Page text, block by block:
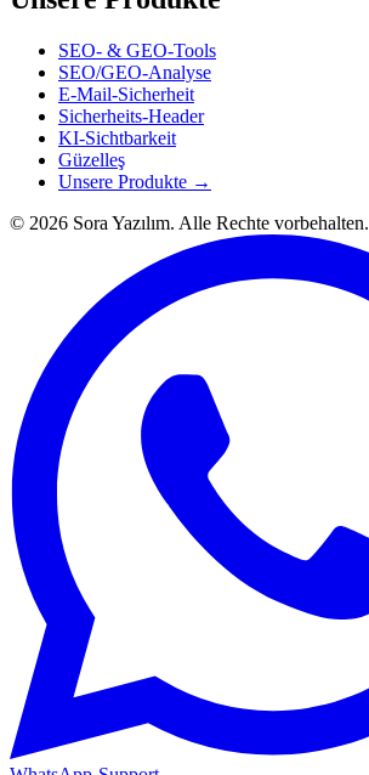
SEO- & GEO-Tools
SEO/GEO-Analyse
E-Mail-Sicherheit
Sicherheits-Header
KI-Sichtbarkeit
Güzelleş
Unsere Produkte →
© 2026 Sora Yazılım. Alle Rechte vorbehalten.